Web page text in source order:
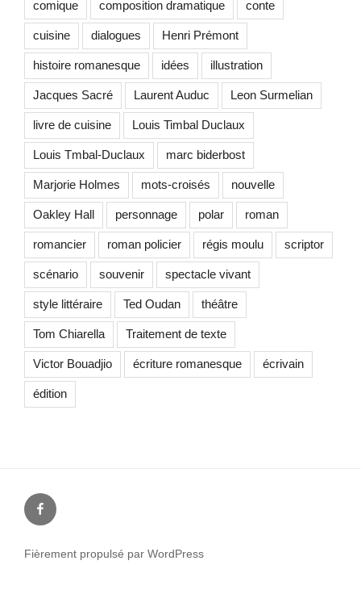
comique composition dramatique conte
cuisine dialogues Henri Prémont
histoire romanesque idées illustration
Jacques Sacré Laurent Auduc Leon Surmelian
livre de cuisine Louis Timbal Duclaux
Louis Tmbal-Duclaux marc biderbost
Marjorie Holmes mots-croisés nouvelle
Oakley Hall personnage polar roman
romancier roman policier régis moulu scriptor
scénario souvenir spectacle vivant
style littéraire Ted Oudan théâtre
Tom Chiarella Traitement de texte
Victor Bouadjio écriture romanesque écrivain
édition
Facebook
Fièrement propulsé par WordPress